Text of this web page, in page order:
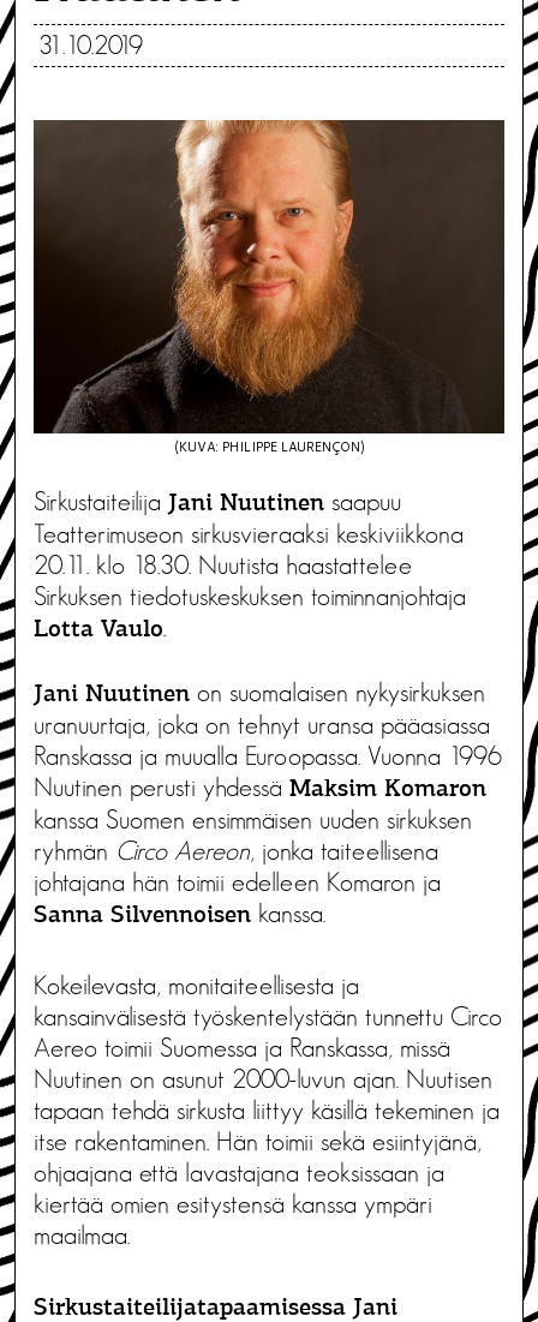
31.10.2019
(KUVA: PHILIPPE LAURENÇON)
Sirkustaiteilija Jani Nuutinen saapuu
Teatterimuseon sirkusvieraaksi keskiviikkona
20.11. klo 18.30. Nuutista haastattelee
Sirkuksen tiedotuskeskuksen toiminnanjohtaja
Lotta Vaulo
Jani Nuutinen on suomalaisen nykysirkuksen
uranuurtaja, joka on tehnyt uransa pääasiassa
Ranskassa ja muualla Euroopassa. Vuonna 1996
Nuutinen perusti yhdessä Maksim Komaron
kanssa Suomen ensimmäisen uuden sirkuksen
ryhmän Circo Aereon, jonka taiteellisena
johtajana hän toimii edelleen Komaron ja
Sanna Silvennoisen kanssa.
Kokeilevasta, monitaiteellisesta ja
kansainvälisestä työskentelystään tunnettu Circo
Aereo toimii Suomessa ja Ranskassa, missä
Nuutinen on asunut 2000-luvun ajan. Nuutisen
tapaan tehdä sirkusta liittyy käsillä tekeminen ja
itse rakentaminen. Hän toimii sekä esiintyjänä,
ohjaajana että lavastajana teoksissaan ja
kiertää omien esitystensä kanssa ympäri
maailmaa.
Sirkustaiteilijatapaamisessa Jani